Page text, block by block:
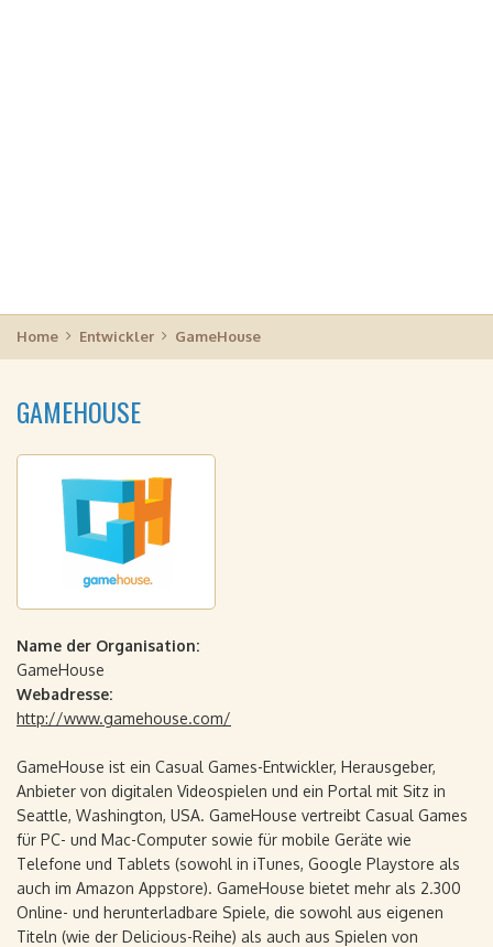
Home Entwickler GameHouse
GAMEHOUSE
Name der Organisation:
GameHouse
Webadresse:
http://www.gamehouse.com/
GameHouse ist ein Casual Games-Entwickler, Herausgeber,
Anbieter von digitalen Videospielen und ein Portal mit Sitz in
Seattle, Washington, USA. GameHouse vertreibt Casual Games
für PC- und Mac-Computer sowie für mobile Geräte wie
Telefone und Tablets (sowohl in iTunes, Google Playstore als
auch im Amazon Appstore). GameHouse bietet mehr als 2.300
Online- und herunterladbare Spiele, die sowohl aus eigenen
Titeln (wie der Delicious-Reihe) als auch aus Spielen von